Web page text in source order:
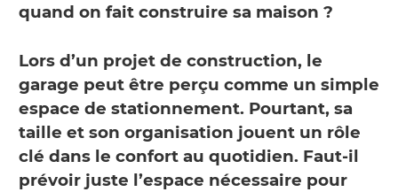
quand on fait construire sa maison ?
Lors d’un projet de construction, le
garage peut être perçu comme un simple
espace de stationnement. Pourtant, sa
taille et son organisation jouent un rôle
clé dans le confort au quotidien. Faut-il
prévoir juste l’espace nécessaire pour